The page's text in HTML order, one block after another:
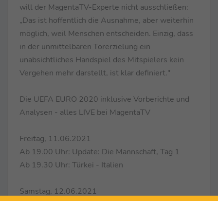
will der MagentaTV-Experte nicht ausschließen:
„Das ist hoffentlich die Ausnahme, aber weiterhin
möglich, weil Menschen entscheiden. Einzig, dass
in der unmittelbaren Torerzielung ein
unabsichtliches Handspiel des Mitspielers kein
Vergehen mehr darstellt, ist klar definiert."
Die UEFA EURO 2020 inklusive Vorberichte und
Analysen - alles LIVE bei MagentaTV
Freitag, 11.06.2021
Ab 19.00 Uhr: Update: Die Mannschaft, Tag 1
Ab 19.30 Uhr: Türkei - Italien
Samstag, 12.06.2021